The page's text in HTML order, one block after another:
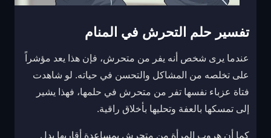
تفسير حلم التحرش في المنام
عندما يرى شخص أنه يفر من متحرش، فإن هذا يعد مؤشراً
على تخلصه من المشاكل والتحسن في حياته. لو شاهدت
فتاة عزباء نفسها تفر من متحرش في حلمها، فهذا يشير
إلى تمسكها بالعفة وتحليها بأخلاق راقية.
كما أن هروب المرأة من متحرش بمساعدة أقاربها يدل